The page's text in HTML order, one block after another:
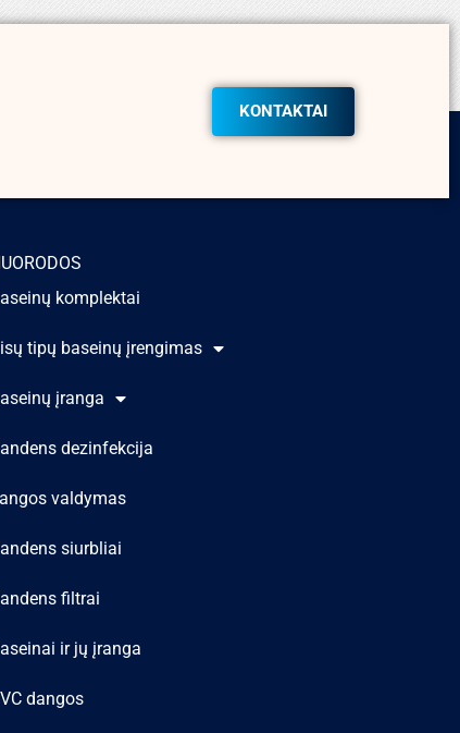
KONTAKTAI
komplektai
tipų baseinų įrengimas
įranga
dezinfekcija
valdymas
siurbliai
filtrai
ir jų įranga
dangos